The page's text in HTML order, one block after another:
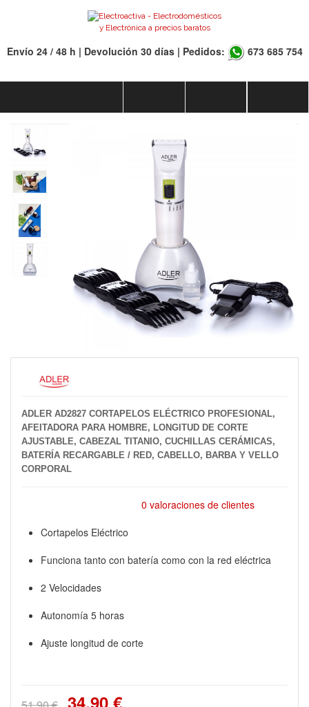
Envío 24 / 48 h | Devolución 30 días | Pedidos: 673 685 754
ADLER AD2827 CORTAPELOS ELÉCTRICO PROFESIONAL,
AFEITADORA PARA HOMBRE, LONGITUD DE CORTE
AJUSTABLE, CABEZAL TITANIO, CUCHILLAS CERÁMICAS,
BATERÍA RECARGABLE / RED, CABELLO, BARBA Y VELLO
CORPORAL
0 valoraciones de clientes
Cortapelos Eléctrico
Funciona tanto con batería como con la red eléctrica
2 Velocidades
Autonomía 5 horas
Ajuste longitud de corte
34,90 €